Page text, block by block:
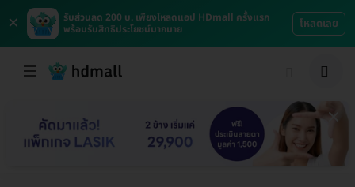
×
รับส่วนลด 200 บ. เพียงโหลดแอป HDmall ครั้งแรก
พร้อมรับสิทธิประโยชน์มากมาย
โหลดเลย